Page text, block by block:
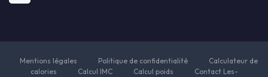
Mentions légales Politique de confidentialité
Calculateur de
calories
Calcul IMC Calcul poids
Contact Les-